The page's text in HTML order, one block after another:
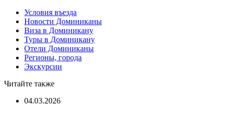
Условия въезда
Новости Доминиканы
Виза в Доминикану
Туры в Доминикану
Отели Доминиканы
Регионы, города
Экскурсии
Читайте также
04.03.2026